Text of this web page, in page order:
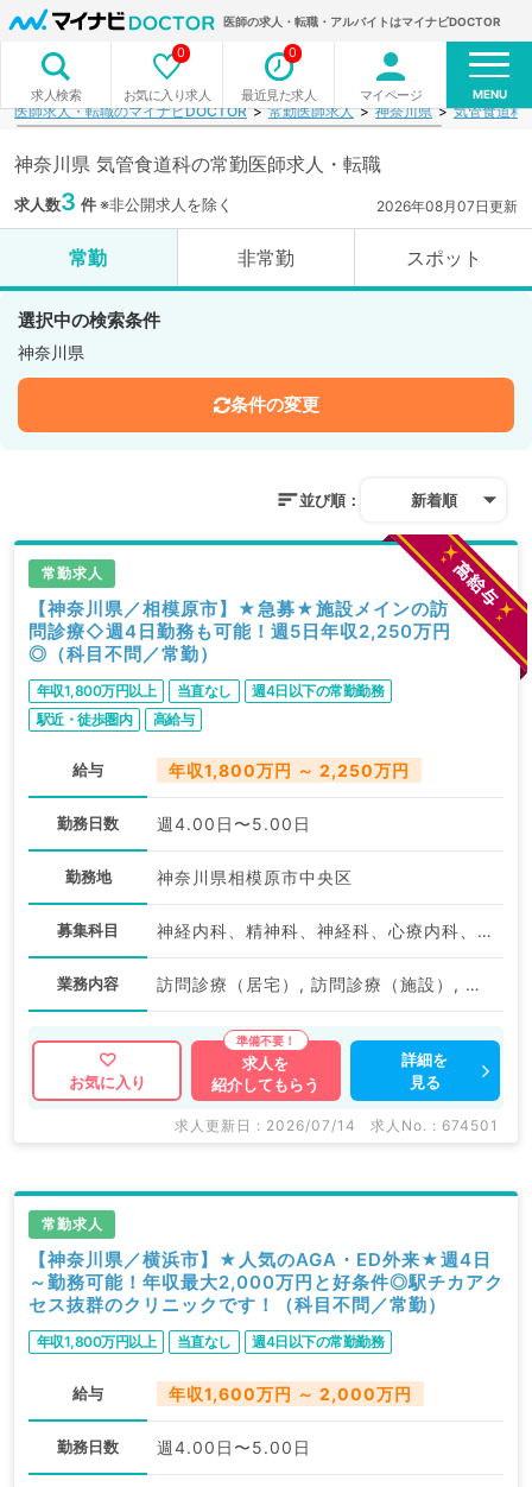
医師の求人・転職・アルバイトはマイナビDOCTOR
求人検索 お気に入り求人
0
最近見た求人
0
マイページ MENU
医師求人・転職のマイナビDOCTOR 常勤医師求人 神奈川県 気管食道科
神奈川県 気管食道科の常勤医師求人・転職
求人数3 件※非公開求人を除く 2026年08月07日更新
常勤 非常勤 スポット
選択中の検索条件
神奈川県
条件の変更
並び順： 新着順
常勤求人
【神奈川県／相模原市】★急募★施設メインの訪
問診療◇週4日勤務も可能！週5日年収2,250万円
◎（科目不問／常勤）
年収1,800万円以上 当直なし
週4日以下の常勤勤務
駅近・徒歩圏内
高給与
給与 年収1,800万円 ～ 2,250万円
勤務日数 週4.00日〜5.00日
勤務地 神奈川県相模原市中央区
募集科目 神経内科、精神科、神経科、心療内科、アレルギー科、リウマチ科、小児科、整形外科、形成外科、美容外科、脳神経外科、呼吸器外科、心臓血管外科、小児外科、泌尿器科、産婦人科、産科、婦人科、眼科、耳鼻咽喉科、気管食道科、リハビリテーション科、麻酔科、ペインクリニック、人工透析科、緩和ケア科、一般内科、循環器内科、呼吸器内科、消化器内科、内分泌・代謝内科、腎臓内科、老年内科、血液内科、外科系全般、一般外科、消化器外科、乳腺外科、総合診療科、健診・人間ドック、救急科・ＩＣＵ、病理科、基礎医学系、膠原病科、スポーツ整形外科、大腸・肛門外科、産業医、脊髄・脊椎外科
業務内容 訪問診療（居宅）, 訪問診療（施設）, その他, その他
お気に入り
求人を
紹介してもらう
詳細を
見る
求人更新日 : 2026/07/14 求人No. : 674501
常勤求人
【神奈川県／横浜市】★人気のAGA・ED外来★週4日
～勤務可能！年収最大2,000万円と好条件◎駅チカアク
セス抜群のクリニックです！（科目不問／常勤）
年収1,800万円以上 当直なし 週4日以下の常勤勤務
給与 年収1,600万円 ～ 2,000万円
勤務日数 週4.00日〜5.00日